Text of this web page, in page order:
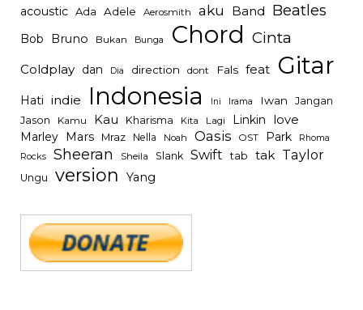
acoustic Ada Adele Aerosmith aku Band Beatles
Bob Bruno Bukan Bunga Chord Cinta
Coldplay dan Dia direction dont Fals feat Gitar
Hati indie Indonesia Ini Irama Iwan Jangan
Jason Kamu Kau Kharisma Kita Lagi Linkin love
Marley Mars Mraz Nella Noah Oasis OST Park Rhoma
Rocks Sheeran Sheila Slank Swift tab tak Taylor
Ungu version Yang